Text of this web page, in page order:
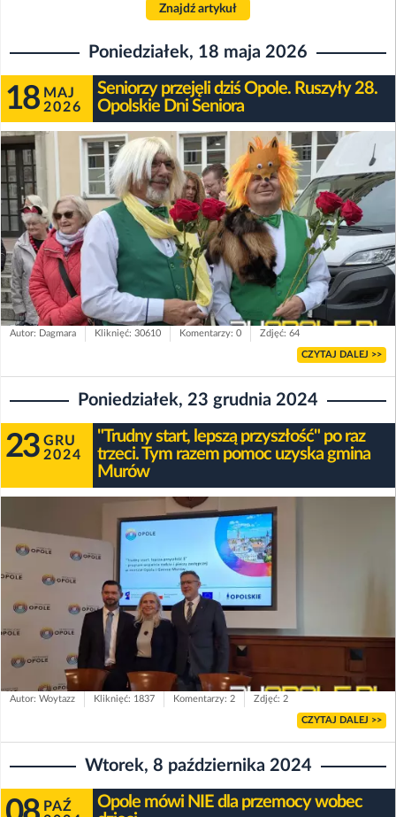
Znajdź artykuł
Poniedziałek, 18 maja 2026
18 MAJ
2026
Seniorzy przejęli dziś Opole. Ruszyły 28.
Opolskie Dni Seniora
Autor: Dagmara Kliknięć: 30610 Komentarzy: 0 Zdjęć: 64
CZYTAJ DALEJ >>
Poniedziałek, 23 grudnia 2024
23 GRU
2024
"Trudny start, lepszą przyszłość" po raz
trzeci. Tym razem pomoc uzyska gmina
Murów
Autor: Woytazz Kliknięć: 1837 Komentarzy: 2 Zdjęć: 2
CZYTAJ DALEJ >>
Wtorek, 8 października 2024
PAŹ
Opole mówi NIE dla przemocy wobec